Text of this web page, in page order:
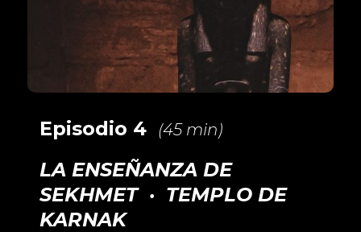
Episodio 4 (45 min)
LA ENSEÑANZA DE
SEKHMET · TEMPLO DE
KARNAK